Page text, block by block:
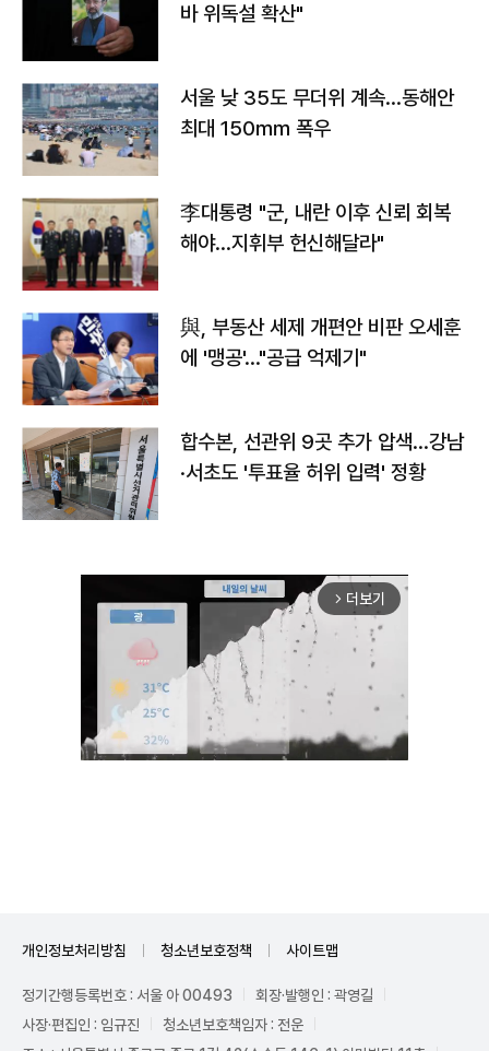
바 위독설 확산"
서울 낮 35도 무더위 계속…동해안
최대 150㎜ 폭우
李대통령 "군, 내란 이후 신뢰 회복
해야…지휘부 헌신해달라"
與, 부동산 세제 개편안 비판 오세훈
에 '맹공'…"공급 억제기"
합수본, 선관위 9곳 추가 압색…강남
·서초도 '투표율 허위 입력' 정황
arrow_forward_ios 더보기
개인정보처리방침 청소년보호정책 사이트맵
정기간행등록번호 : 서울 아 00493
회장·발행인 : 곽영길
사장·편집인 : 임규진
청소년보호책임자 : 전운